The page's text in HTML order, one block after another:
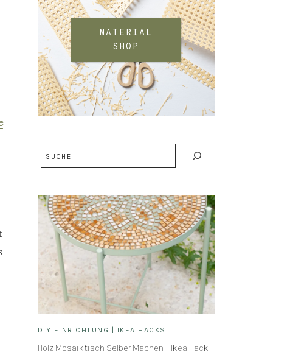
MATERIAL
SHOP
DIY EINRICHTUNG | IKEA HACKS
Holz Mosaiktisch Selber Machen – Ikea Hack